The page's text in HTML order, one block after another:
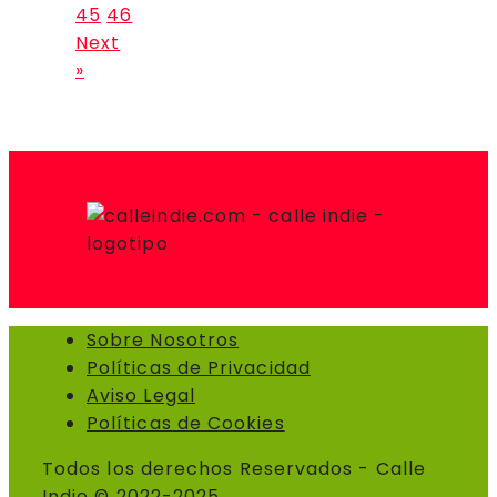
45 46
Next
»
Sobre Nosotros
Políticas de Privacidad
Aviso Legal
Políticas de Cookies
Todos los derechos Reservados - Calle